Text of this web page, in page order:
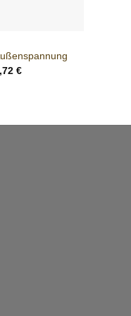
€Aktueller